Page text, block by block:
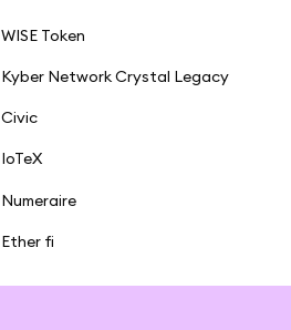
WISE Token
Kyber Network Crystal Legacy
Civic
IoTeX
Numeraire
Ether fi